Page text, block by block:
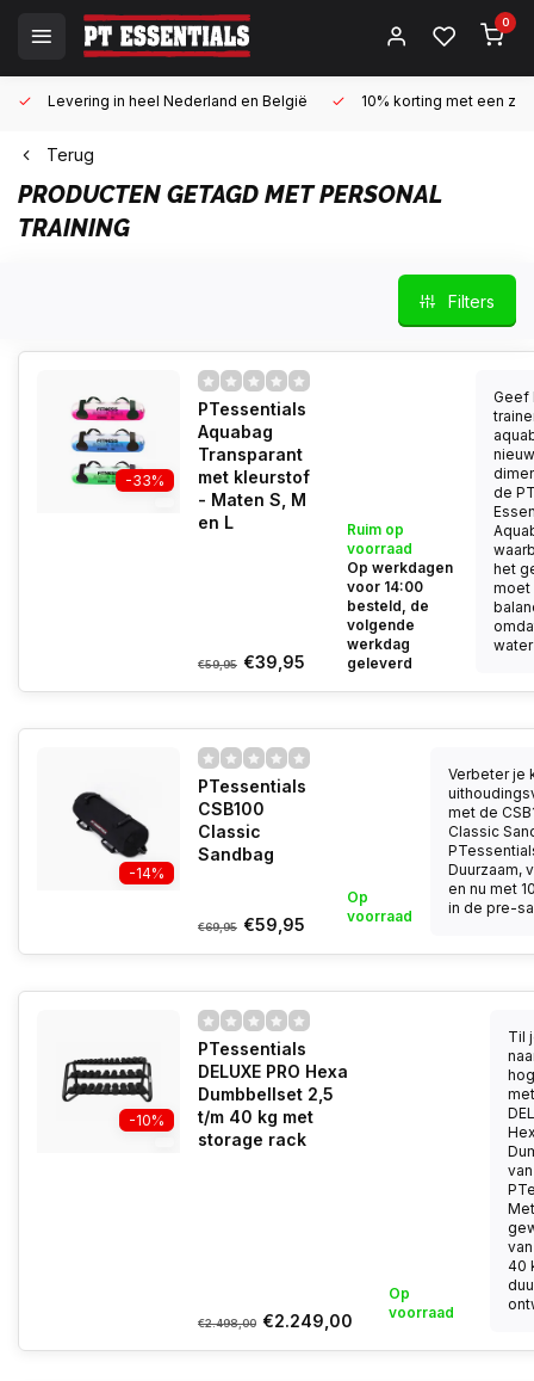
0
Levering in heel Nederland en België 10% korting met een
Terug
PRODUCTEN GETAGD MET PERSONAL
TRAINING
Filters
-33%
PTessentials
Aquabag
Transparant
met kleurstof
- Maten S, M
en L
€59,95 €39,95
Ruim op
voorraad
Op werkdagen
voor 14:00
besteld, de
volgende
werkdag
geleverd
Geef
de
het
moet
-14%
PTessentials
CSB100
Classic
Sandbag
€69,95 €59,95
Op
voorraad
Verbeter je
met de
Classic
Duurzaam,
en nu met
in de pre-
-10%
PTessentials
DELUXE PRO Hexa
Dumbbellset 2,5
t/m 40 kg met
storage rack
€2.498,00 €2.249,00
Op
voorraad
Til
van
Met
40